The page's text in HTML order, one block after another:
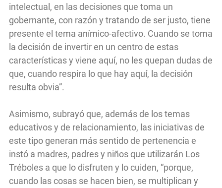
intelectual, en las decisiones que toma un
gobernante, con razón y tratando de ser justo, tiene
presente el tema anímico-afectivo. Cuando se toma
la decisión de invertir en un centro de estas
características y viene aquí, no les quepan dudas de
que, cuando respira lo que hay aquí, la decisión
resulta obvia”.
Asimismo, subrayó que, además de los temas
educativos y de relacionamiento, las iniciativas de
este tipo generan más sentido de pertenencia e
instó a madres, padres y niños que utilizarán Los
Tréboles a que lo disfruten y lo cuiden, “porque,
cuando las cosas se hacen bien, se multiplican y